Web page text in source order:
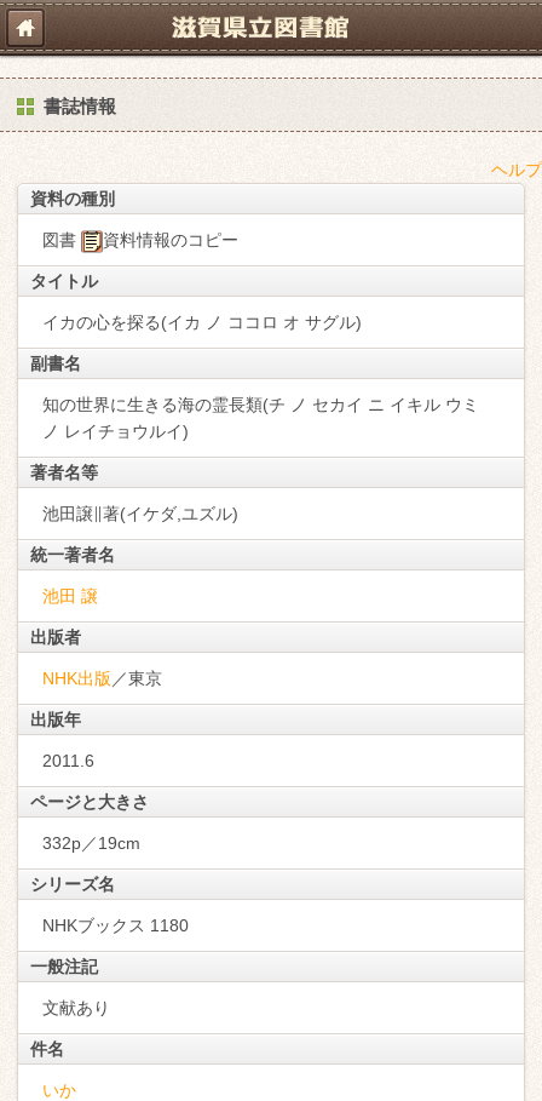
書誌情報
ヘルプ
資料の種別
図書 資料情報のコピー
タイトル
イカの心を探る(イカ ノ ココロ オ サグル)
副書名
知の世界に生きる海の霊長類(チ ノ セカイ ニ イキル ウミ
ノ レイチョウルイ)
著者名等
池田譲∥著(イケダ,ユズル)
統一著者名
池田 譲
出版者
NHK出版 ／東京
出版年
2011.6
ページと大きさ
332p／19cm
シリーズ名
NHKブックス 1180
一般注記
文献あり
件名
いか